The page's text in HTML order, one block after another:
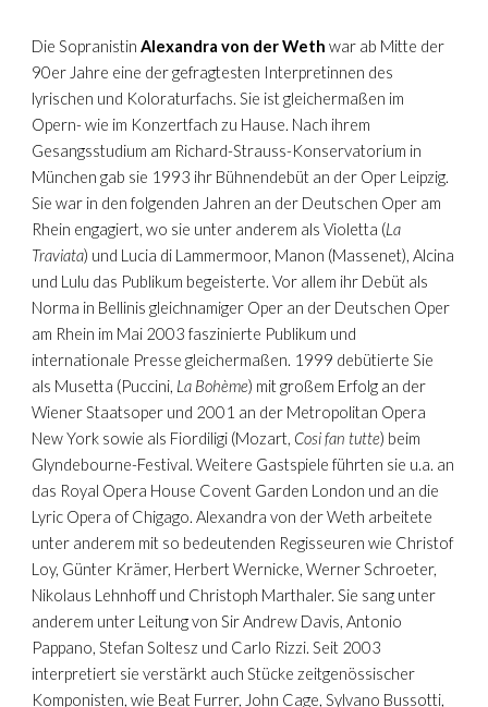
Die SopranistinAlexandra von der Weth war ab Mitte der
90er Jahre eine der gefragtesten Interpretinnen des
lyrischen und Koloraturfachs. Sie ist gleichermaßen im
Opern- wie im Konzertfach zu Hause. Nach ihrem
Gesangsstudium am Richard-Strauss-Konservatorium in
München gab sie 1993 ihr Bühnendebüt an der Oper Leipzig.
Sie war in den folgenden Jahren an der Deutschen Oper am
Rhein engagiert, wo sie unter anderem als Violetta (La
Traviata) und Lucia di Lammermoor, Manon (Massenet), Alcina
und Lulu das Publikum begeisterte. Vor allem ihr Debüt als
Norma in Bellinis gleichnamiger Oper an der Deutschen Oper
am Rhein im Mai 2003 faszinierte Publikum und
internationale Presse gleichermaßen. 1999 debütierte Sie
als Musetta (Puccini, La Bohème) mit großem Erfolg an der
Wiener Staatsoper und 2001 an der Metropolitan Opera
New York sowie als Fiordiligi (Mozart, Cosi fan tutte) beim
Glyndebourne-Festival. Weitere Gastspiele führten sie u.a. an
das Royal Opera House Covent Garden London und an die
Lyric Opera of Chigago. Alexandra von der Weth arbeitete
unter anderem mit so bedeutenden Regisseuren wie Christof
Loy, Günter Krämer, Herbert Wernicke, Werner Schroeter,
Nikolaus Lehnhoff und Christoph Marthaler. Sie sang unter
anderem unter Leitung von Sir Andrew Davis, Antonio
Pappano, Stefan Soltesz und Carlo Rizzi. Seit 2003
interpretiert sie verstärkt auch Stücke zeitgenössischer
Komponisten, wie Beat Furrer, John Cage, Sylvano Bussotti,